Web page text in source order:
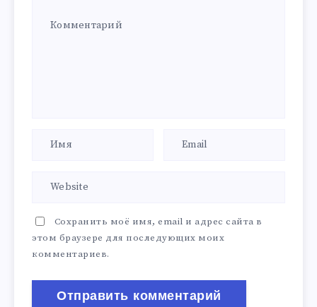
Сохранить моё имя, email и адрес сайта в
этом браузере для последующих моих
комментариев.